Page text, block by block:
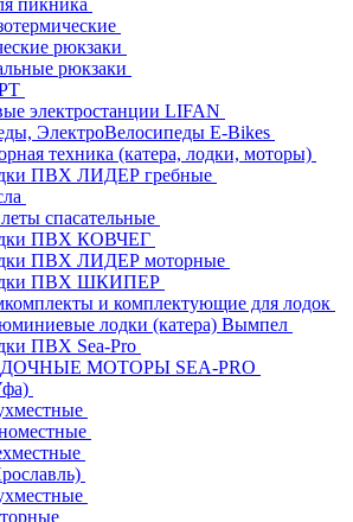
рюкзаки
рюкзаки
электростанции LIFAN
ЭлектроВелосипеды E-Bikes
техника (катера, лодки, моторы)
ПВХ ЛИДЕР гребные
спасательные
ПВХ КОВЧЕГ
ПВХ ЛИДЕР моторные
ПВХ ШКИПЕР
и комплектующие для лодок
лодки (катера) Вымпел
ПВХ Sea-Pro
МОТОРЫ SEA-PRO